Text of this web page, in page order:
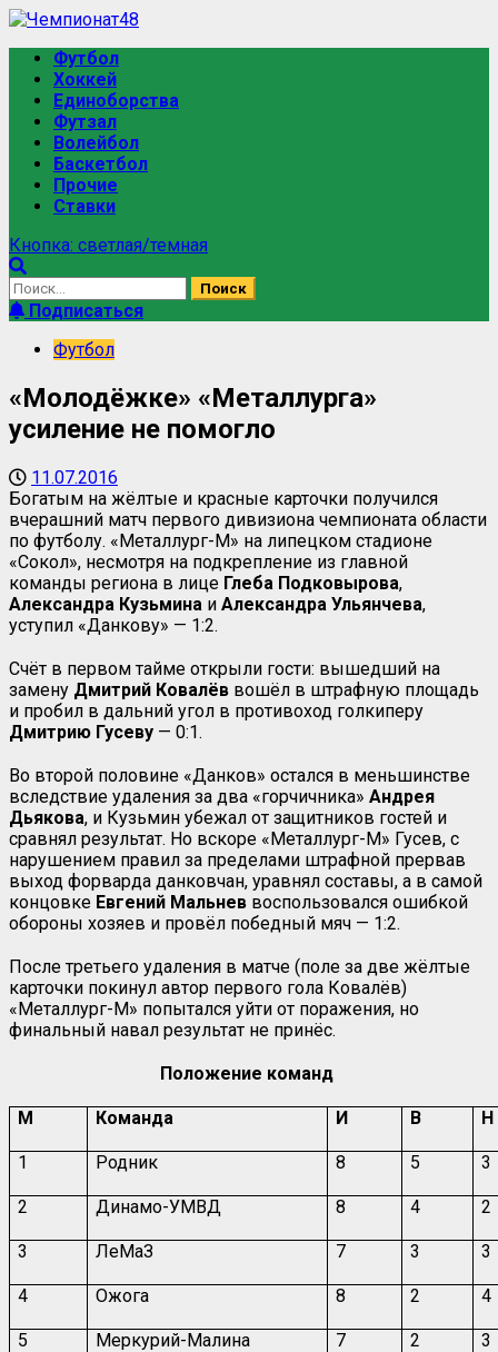
Футбол
Хоккей
Единоборства
Футзал
Волейбол
Баскетбол
Прочие
Ставки
Кнопка: светлая/темная
Подписаться
Футбол
«Молодёжке» «Металлурга»
усиление не помогло
11.07.2016
Богатым на жёлтые и красные карточки получился
вчерашний матч первого дивизиона чемпионата области
по футболу. «Металлург-М» на липецком стадионе
«Сокол», несмотря на подкрепление из главной
команды региона в лице Глеба Подковырова,
Александра Кузьмина и Александра Ульянчева,
уступил «Данкову» — 1:2.
Счёт в первом тайме открыли гости: вышедший на
замену Дмитрий Ковалёв вошёл в штрафную площадь
и пробил в дальний угол в противоход голкиперу
Дмитрию Гусеву — 0:1.
Во второй половине «Данков» остался в меньшинстве
вследствие удаления за два «горчичника» Андрея
Дьякова, и Кузьмин убежал от защитников гостей и
сравнял результат. Но вскоре «Металлург-М» Гусев, с
нарушением правил за пределами штрафной прервав
выход форварда данковчан, уравнял составы, а в самой
концовке Евгений Мальнев воспользовался ошибкой
обороны хозяев и провёл победный мяч — 1:2.
После третьего удаления в матче (поле за две жёлтые
карточки покинул автор первого гола Ковалёв)
«Металлург-М» попытался уйти от поражения, но
финальный навал результат не принёс.
Положение команд
М Команда И В Н
1 Родник 8 5 3
2 Динамо-УМВД 8 4 2
3 ЛеМаЗ 7 3 3
4 Ожога 8 2 4
5 Меркурий-Малина 7 2 3